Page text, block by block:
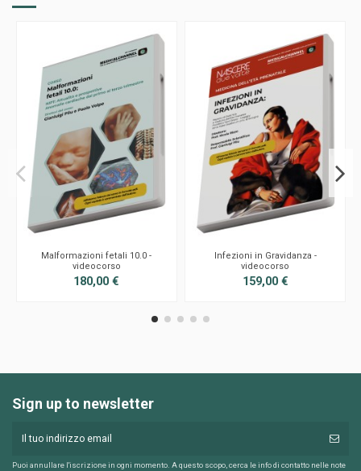
Malformazioni fetali 10.0 -
videocorso
180,00 €
Infezioni in Gravidanza -
videocorso
159,00 €
Sign up to newsletter
Puoi annullare l'iscrizione in ogni momento. A questo scopo, cerca le info di contatto nelle note